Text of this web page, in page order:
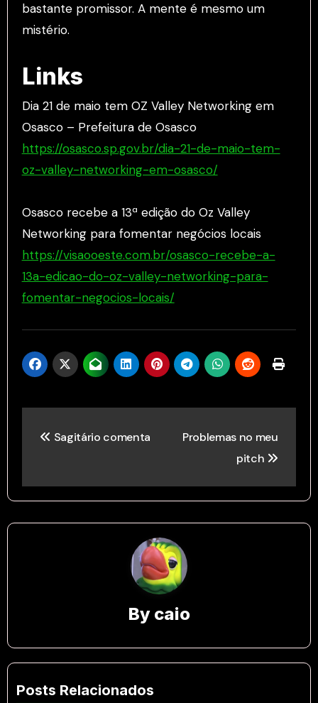
bastante promissor. A mente é mesmo um
mistério.
Links
Dia 21 de maio tem OZ Valley Networking em
Osasco – Prefeitura de Osasco
https://osasco.sp.gov.br/dia-21-de-maio-tem-
oz-valley-networking-em-osasco/
Osasco recebe a 13ª edição do Oz Valley
Networking para fomentar negócios locais
https://visaooeste.com.br/osasco-recebe-a-
13a-edicao-do-oz-valley-networking-para-
fomentar-negocios-locais/
navigation
Sagitário comenta
Problemas no meu
pitch
By caio
Posts Relacionados